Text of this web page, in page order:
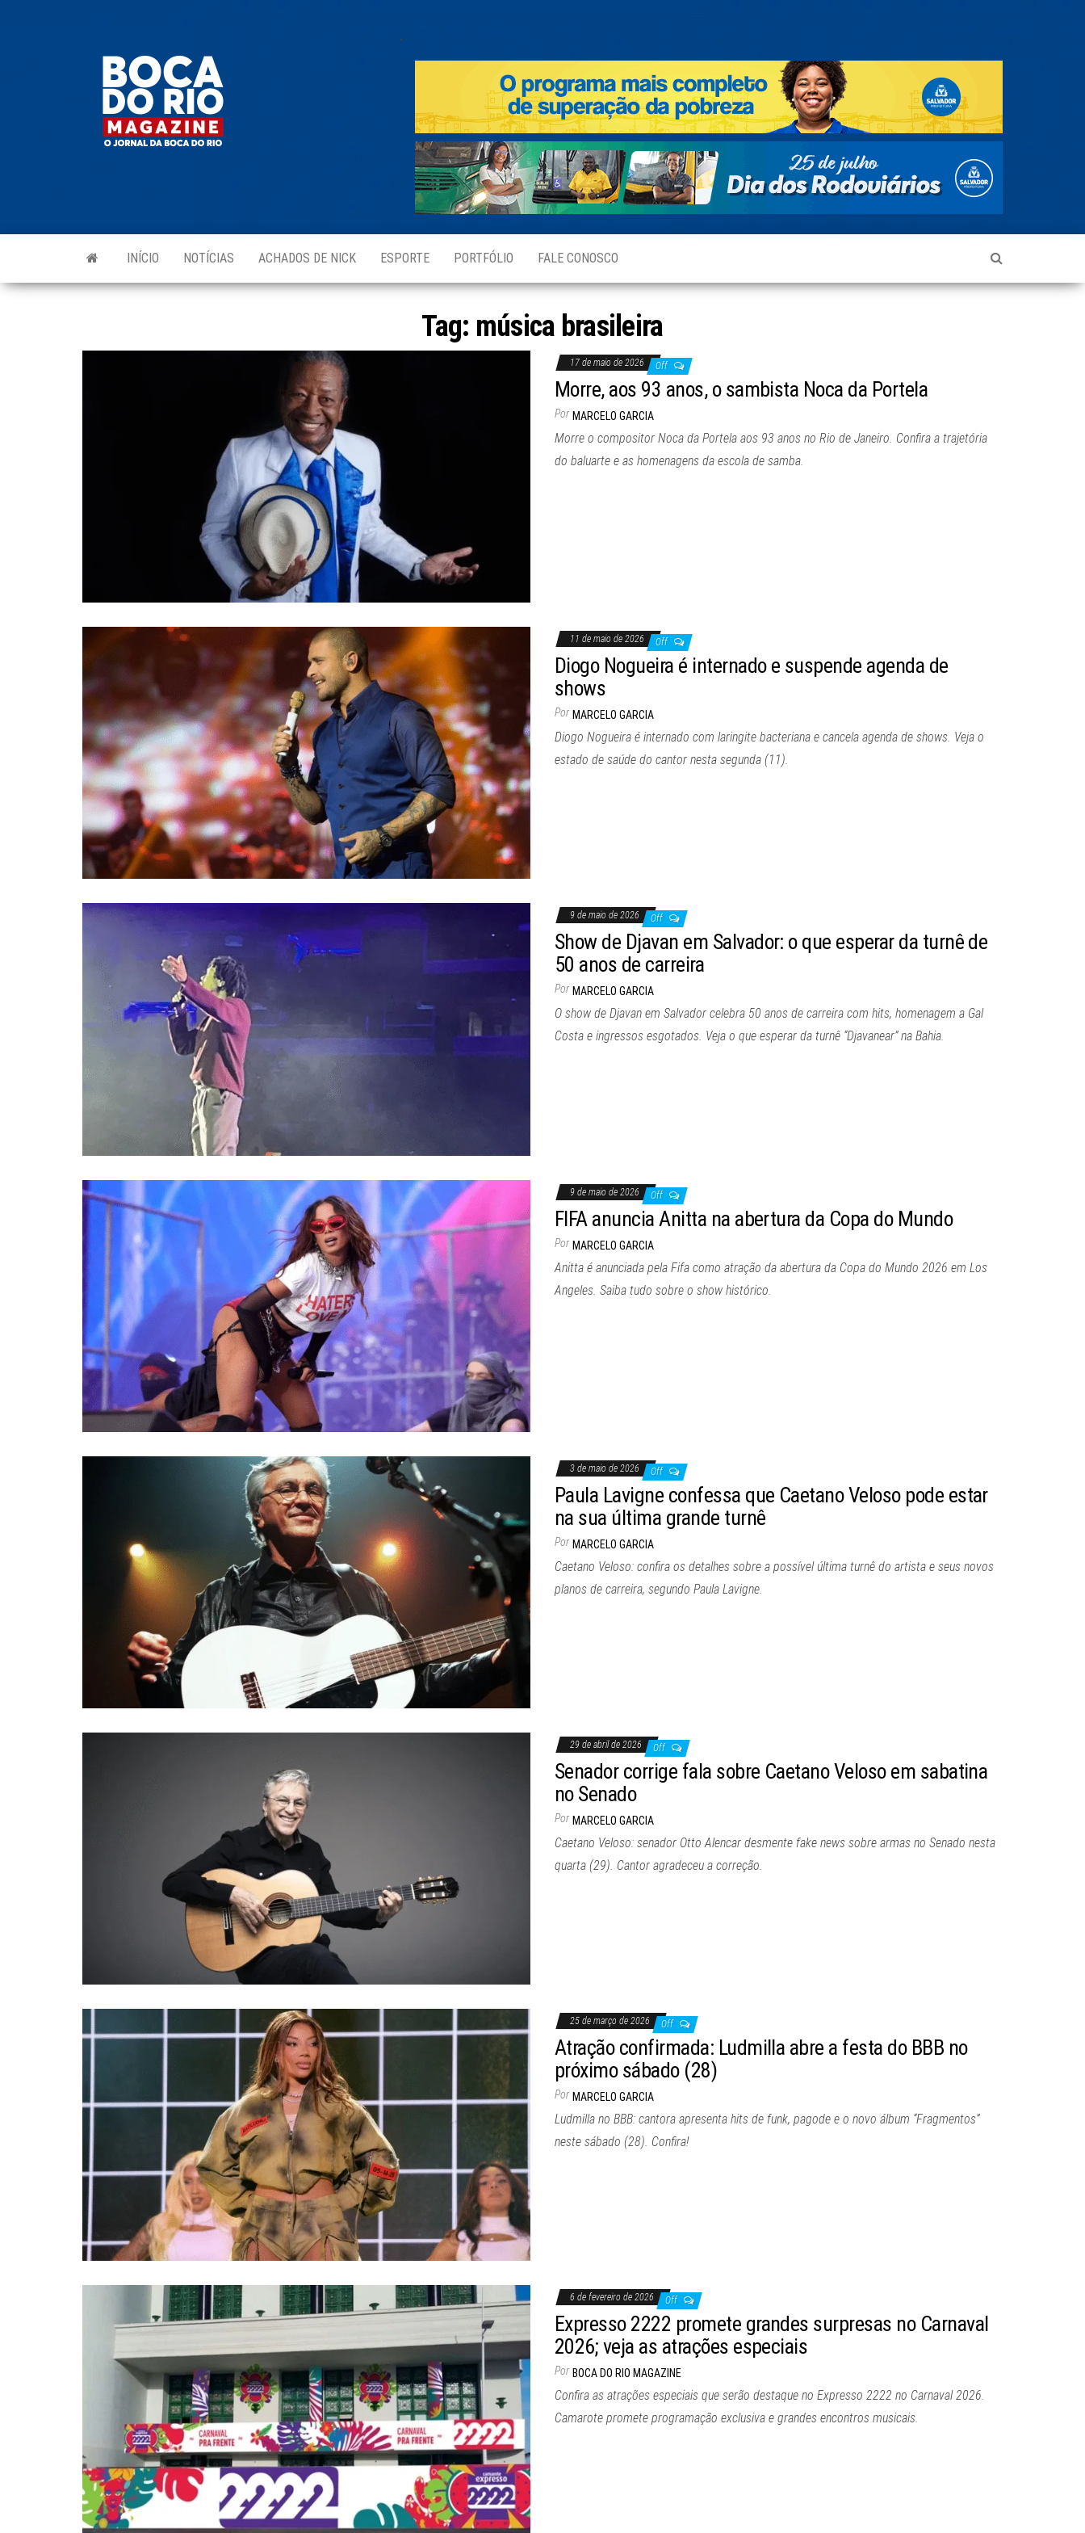
.
INÍCIO NOTÍCIAS ACHADOS DE NICK ESPORTE PORTFÓLIO FALE CONOSCO
Tag: música brasileira
17 de maio de 2026 Off
Morre, aos 93 anos, o sambista Noca da Portela
Por MARCELO GARCIA
Morre o compositor Noca da Portela aos 93 anos no Rio de Janeiro. Confira a trajetória
do baluarte e as homenagens da escola de samba.
11 de maio de 2026 Off
Diogo Nogueira é internado e suspende agenda de
shows
Por MARCELO GARCIA
Diogo Nogueira é internado com laringite bacteriana e cancela agenda de shows. Veja o
estado de saúde do cantor nesta segunda (11).
9 de maio de 2026 Off
Show de Djavan em Salvador: o que esperar da turnê de
50 anos de carreira
Por MARCELO GARCIA
O show de Djavan em Salvador celebra 50 anos de carreira com hits, homenagem a Gal
Costa e ingressos esgotados. Veja o que esperar da turnê “Djavanear” na Bahia.
9 de maio de 2026 Off
FIFA anuncia Anitta na abertura da Copa do Mundo
Por MARCELO GARCIA
Anitta é anunciada pela Fifa como atração da abertura da Copa do Mundo 2026 em Los
Angeles. Saiba tudo sobre o show histórico.
3 de maio de 2026 Off
Paula Lavigne confessa que Caetano Veloso pode estar
na sua última grande turnê
Por MARCELO GARCIA
Caetano Veloso: confira os detalhes sobre a possível última turnê do artista e seus novos
planos de carreira, segundo Paula Lavigne.
29 de abril de 2026 Off
Senador corrige fala sobre Caetano Veloso em sabatina
no Senado
Por MARCELO GARCIA
Caetano Veloso: senador Otto Alencar desmente fake news sobre armas no Senado nesta
quarta (29). Cantor agradeceu a correção.
25 de março de 2026 Off
Atração confirmada: Ludmilla abre a festa do BBB no
próximo sábado (28)
Por MARCELO GARCIA
Ludmilla no BBB: cantora apresenta hits de funk, pagode e o novo álbum “Fragmentos”
neste sábado (28). Confira!
6 de fevereiro de 2026 Off
Expresso 2222 promete grandes surpresas no Carnaval
2026; veja as atrações especiais
Por BOCA DO RIO MAGAZINE
Confira as atrações especiais que serão destaque no Expresso 2222 no Carnaval 2026.
Camarote promete programação exclusiva e grandes encontros musicais.